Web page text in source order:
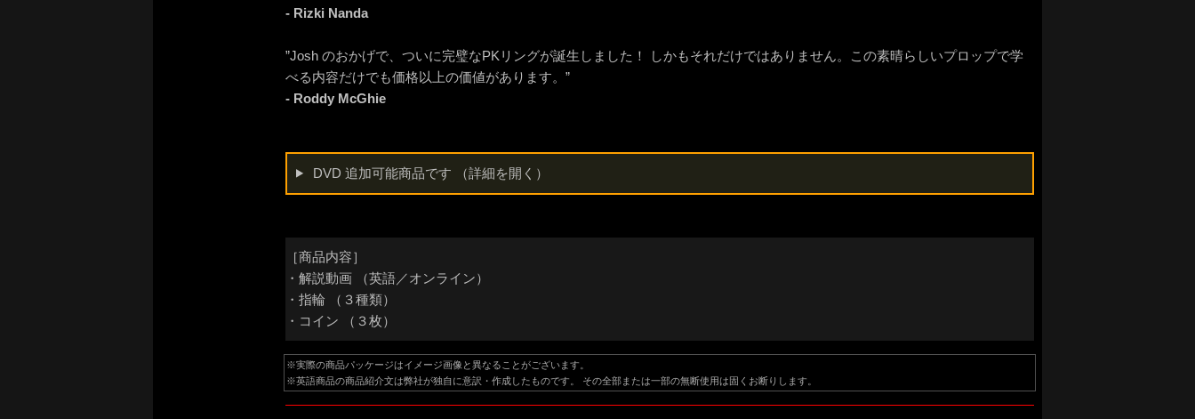
- Rizki Nanda
”Josh のおかげで、ついに完璧なPKリングが誕生しました！ しかもそれだけではありません。この素晴らしいプロップで学
べる内容だけでも価格以上の価値があります。”
- Roddy McGhie
DVD 追加可能商品です （詳細を開く）
［商品内容］
・解説動画 （英語／オンライン）
・指輪 （３種類）
・コイン （３枚）
※実際の商品パッケージはイメージ画像と異なることがございます。
※英語商品の商品紹介文は弊社が独自に意訳・作成したものです。 その全部または一部の無断使用は固くお断りします。